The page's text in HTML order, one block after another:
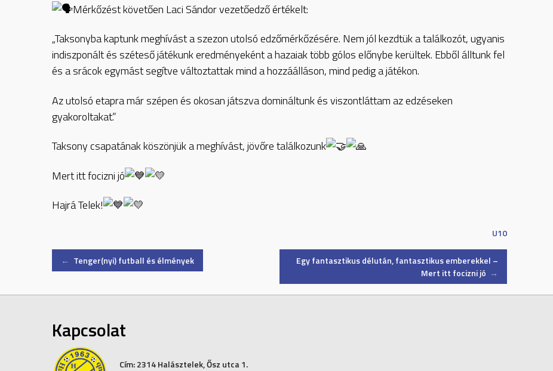
Mérkőzést követően Laci Sándor vezetőedző értékelt:
„Taksonyba kaptunk meghívást a szezon utolsó edzőmérkőzésére. Nem jól kezdtük a találkozót, ugyanis
indiszponált és széteső játékunk eredményeként a hazaiak több gólos előnybe kerültek. Ebből álltunk fel
és a srácok egymást segítve változtattak mind a hozzáálláson, mind pedig a játékon.
Az utolsó etapra már szépen és okosan játszva domináltunk és viszontláttam az edzéseken
gyakoroltakat.”
Taksony csapatának köszönjük a meghívást, jövőre találkozunk
Mert itt focizni jó
Hajrá Telek!
U10
Post
navigation
← Tenger(nyi) futball és élmények
Egy fantasztikus délután, fantasztikus emberekkel –
Mert itt focizni jó →
Kapcsolat
Cím:2314 Halásztelek, Ősz utca 1.